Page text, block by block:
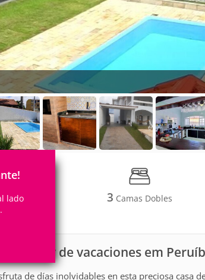
lado
Cuartos 3 Camas Dobles
alquiler de vacaciones em
de días inolvidables en esta preciosa casa